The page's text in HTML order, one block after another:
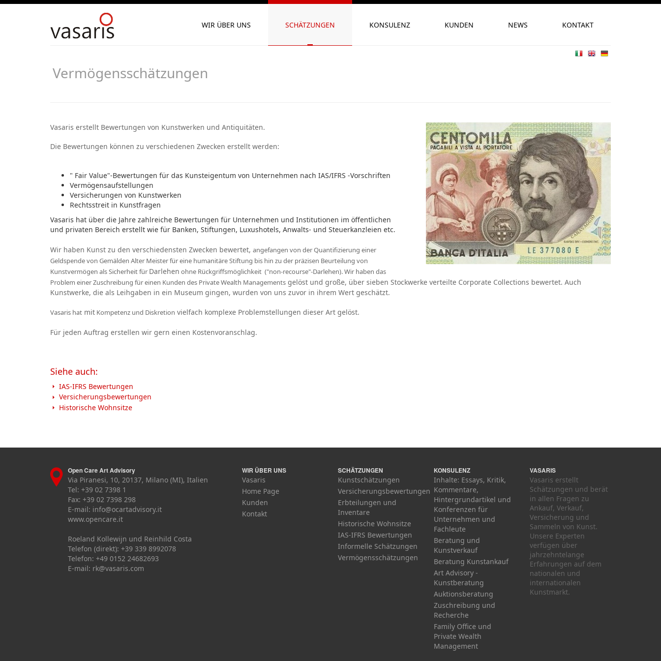
WIR ÜBER UNS SCHÄTZUNGEN KONSULENZ KUNDEN NEWS KONTAKT
Vermögensschätzungen
Vasaris erstellt Bewertungen von Kunstwerken und Antiquitäten.
Die Bewertungen können zu verschiedenen Zwecken erstellt werden:
" Fair Value"-Bewertungen für das Kunsteigentum von Unternehmen nach IAS/IFRS -Vorschriften
Vermögensaufstellungen
Versicherungen von Kunstwerken
Rechtsstreit in Kunstfragen
Vasaris hat über die Jahre zahlreiche Bewertungen für Unternehmen und Institutionen im öffentlichen
und privaten Bereich erstellt wie für Banken, Stiftungen, Luxushotels, Anwalts- und Steuerkanzleien etc.
Wir haben Kunst zu den verschiedensten Zwecken bewertet, angefangen von der Quantifizierung einer
Geldspende von Gemälden Alter Meister für eine humanitäre Stiftung bis hin zu der präzisen Beurteilung von
Kunstvermögen als Sicherheit für Darlehen ohne Rückgriffsmöglichkeit ("non-recourse"-Darlehen). Wir haben das
Problem einer Zuschreibung für einen Kunden des Private Wealth Managements gelöst und große, über sieben Stockwerke verteilte Corporate Collections bewertet. Auch
Kunstwerke, die als Leihgaben in ein Museum gingen, wurden von uns zuvor in ihrem Wert geschätzt.
Vasaris hat mit Kompetenz und Diskretion vielfach komplexe Problemstellungen dieser Art gelöst.
Für jeden Auftrag erstellen wir gern einen Kostenvoranschlag.
Siehe auch:
IAS-IFRS Bewertungen
Versicherungsbewertungen
Historische Wohnsitze
Open Care Art Advisory
Via Piranesi, 10, 20137, Milano (MI), Italien
Tel: +39 02 7398 1
Fax: +39 02 7398 298
E-mail: info@ocartadvisory.it
www.opencare.it
Roeland Kollewijn und Reinhild Costa
Telefon (direkt): +39 339 8992078
Telefon: +49 0152 24682693
E-mail: rk@vasaris.com
WIR ÜBER UNS
Vasaris
Home Page
Kunden
Kontakt
SCHÄTZUNGEN
Kunstschätzungen
Versicherungsbewertungen
Erbteilungen und
Inventare
Historische Wohnsitze
IAS-IFRS Bewertungen
Informelle Schätzungen
Vermögensschätzungen
KONSULENZ
Inhalte: Essays, Kritik,
Kommentare,
Hintergrundartikel und
Konferenzen für
Unternehmen und
Fachleute
Beratung und
Kunstverkauf
Beratung Kunstankauf
Art Advisory -
Kunstberatung
Auktionsberatung
Zuschreibung und
Recherche
Family Office und
Private Wealth
Management
VASARIS
Vasaris erstellt
Schätzungen und berät
in allen Fragen zu
Ankauf, Verkauf,
Versicherung und
Sammeln von Kunst.
Unsere Experten
verfügen über
jahrzehntelange
Erfahrungen auf dem
nationalen und
internationalen
Kunstmarkt.